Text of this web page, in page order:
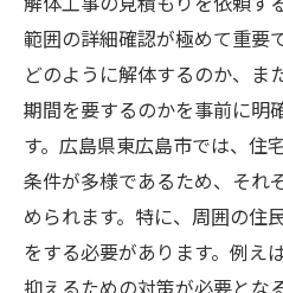
範囲の詳細確認が極めて重要
どのように解体するのか、ま
期間を要するのかを事前に明
す。広島県東広島市では、住
条件が多様であるため、それ
められます。特に、周囲の住
をする必要があります。例え
抑えるための対策が必要とな